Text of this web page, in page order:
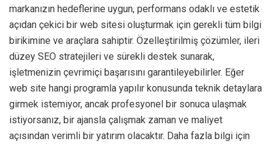
markanızın hedeflerine uygun, performans odaklı ve estetik
açıdan çekici bir web sitesi oluşturmak için gerekli tüm bilgi
birikimine ve araçlara sahiptir. Özelleştirilmiş çözümler, ileri
düzey SEO stratejileri ve sürekli destek sunarak,
işletmenizin çevrimiçi başarısını garantileyebilirler. Eğer
web site hangi programla yapılır konusunda teknik detaylara
girmek istemiyor, ancak profesyonel bir sonuca ulaşmak
istiyorsanız, bir ajansla çalışmak zaman ve maliyet
açısından verimli bir yatırım olacaktır. Daha fazla bilgi için